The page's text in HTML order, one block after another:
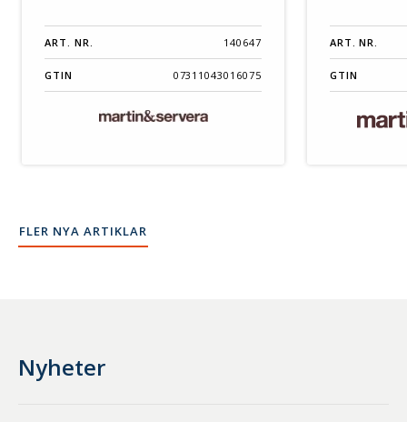
ART. NR. 140647
GTIN 07311043016075
ART. NR.
GTIN
FLER NYA ARTIKLAR
Nyheter